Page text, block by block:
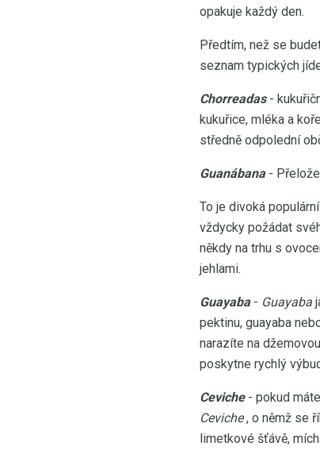
opakuje každý den.
Předtím, než se
seznam typických
Chorreadas-
kukuřice, mléka a
středně odpolední
Guanábana-
To je divoká
vždycky požádat
někdy na trhu s
jehlami.
Guayaba- Guayaba
pektinu, guayaba
narazíte na
poskytne rychlý
Ceviche- pokud
Ceviche, o němž se
limetkové šťávě,